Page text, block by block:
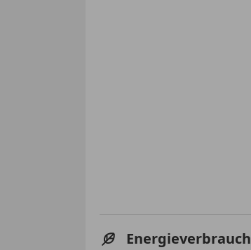
Energieverbrauch